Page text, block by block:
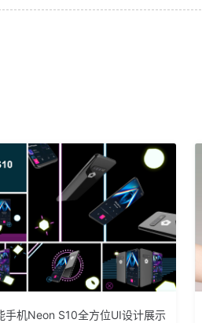
手机Neon S10全方位UI设计展示